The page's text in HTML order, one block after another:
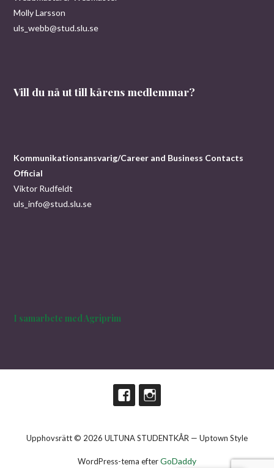
Molly Larsson
uls_webb@stud.slu.se
Vill du nå ut till kårens medlemmar?
Kommunikationsansvarig/Career and Business Contacts
Official
Viktor Rudfeldt
uls_info@stud.slu.se
I samarbete med Agriprim
Upphovsrätt © 2026 ULTUNA STUDENTKÅR — Uptown Style
WordPress-tema efterGoDaddy